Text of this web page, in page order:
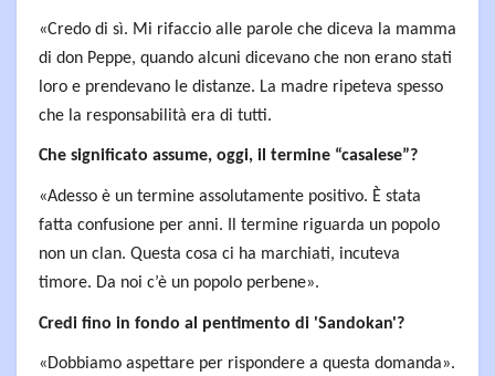
«Credo di sì. Mi rifaccio alle parole che diceva la mamma
di don Peppe, quando alcuni dicevano che non erano stati
loro e prendevano le distanze. La madre ripeteva spesso
che la responsabilità era di tutti.
Che significato assume, oggi, il termine “casalese”?
«Adesso è un termine assolutamente positivo. È stata
fatta confusione per anni. Il termine riguarda un popolo
non un clan. Questa cosa ci ha marchiati, incuteva
timore. Da noi c’è un popolo perbene».
Credi fino in fondo al pentimento di 'Sandokan'?
«Dobbiamo aspettare per rispondere a questa domanda».